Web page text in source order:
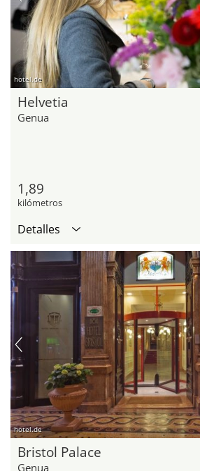
hotel.de
Helvetia
Genua
1,89
kilómetros
Detalles
hotel.de
Bristol Palace
Genua